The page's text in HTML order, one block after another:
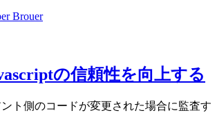
Brouer
の信頼性を向上する
ト側のコードが変更された場合に監査す